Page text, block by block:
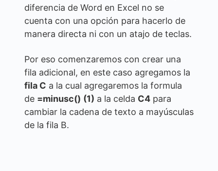
diferencia de Word en Excel no se
cuenta con una opción para hacerlo de
manera directa ni con un atajo de teclas.
Por eso comenzaremos con crear una
fila adicional, en este caso agregamos la
fila C a la cual agregaremos la formula
de =minusc() (1) a la celda C4 para
cambiar la cadena de texto a mayúsculas
de la fila B.